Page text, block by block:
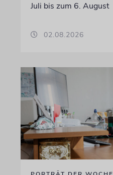
Juli bis zum 6. August
02.08.2026